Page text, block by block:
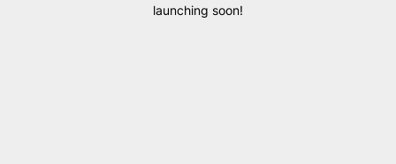
launching soon!